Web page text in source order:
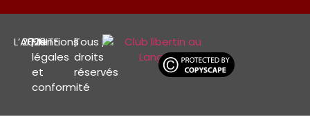
L’AFFINITE
2026
|Mentions
légales
et
conformité
|Tous
droits
réservés
|